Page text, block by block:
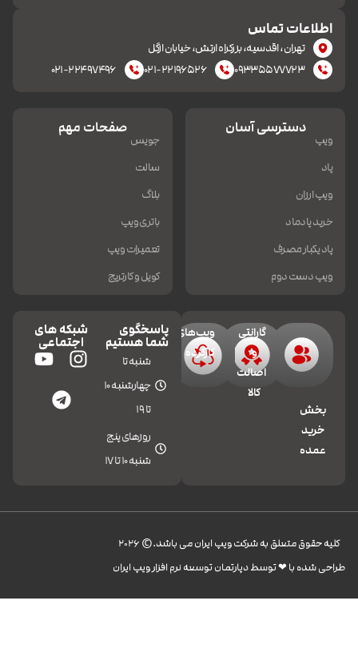
اطلاعات تماس
تهران، اقدسیه، بزرکراه ارتش، خیابان ازگل
۰۹۳۳۵۵۷۷۷۲۳
۰۲۱-۲۲۱۹۶۵۲۶ ۰۲۱-۲۲۴۹۷۴۹۶
دسترسی آسان
ویپ
پاد
ویپ ارزان
خرید پادماد
پاد یکبار مصرف
ویپ دست دوم
صفحات مهم
جویس
سالت
بلاگ
باتری ویپ
تعمیرات ویپ
کویل و کارتریج
بخش
خرید
عمده
گارانتی
و
اصالت
کالا
ویپ‌های
کارکرده
پاسخگوی
شما هستیم
شنبه تا
چهارشنبه 10
تا 19
روزهای پنج
شنبه 10 تا 17
شبکه های
اجتماعی
کليه حقوق متعلق به شرکت ویپ ایران می باشد.© 2026
طراحی شده با ❤︎ توسط دپارتمان توسعه نرم افزار ویپ ایران